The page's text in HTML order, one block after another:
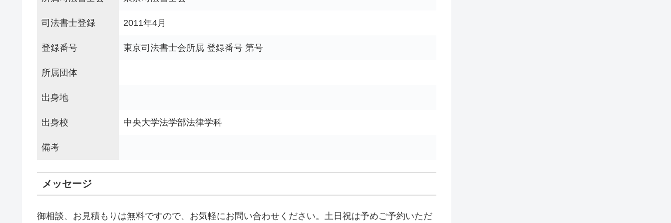
司法書士登録 2011年4月
登録番号 東京司法書士会所属 登録番号 第号
所属団体
出身地
出身校 中央大学法学部法律学科
備考
メッセージ
御相談、お見積もりは無料ですので、お気軽にお問い合わせください。土日祝は予めご予約いただ